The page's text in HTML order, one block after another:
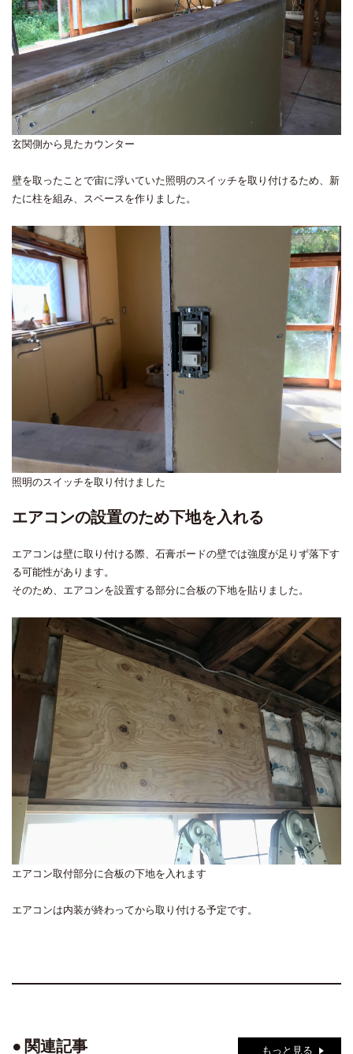
玄関側から見たカウンター
壁を取ったことで宙に浮いていた照明のスイッチを取り付けるため、新
たに柱を組み、スペースを作りました。
照明のスイッチを取り付けました
エアコンの設置のため下地を入れる
エアコンは壁に取り付ける際、石膏ボードの壁では強度が足りず落下す
る可能性があります。
そのため、エアコンを設置する部分に合板の下地を貼りました。
エアコン取付部分に合板の下地を入れます
エアコンは内装が終わってから取り付ける予定です。
関連記事 もっと見る